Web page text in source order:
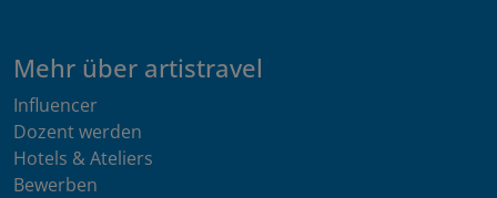
Mehr über artistravel
Influencer
Dozent werden
Hotels & Ateliers
Bewerben